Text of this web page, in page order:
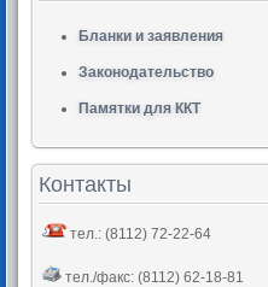
Бланки и заявления
Законодательство
Памятки для ККТ
Контакты
тел.: (8112) 72-22-64
тел./факс: (8112) 62-18-81